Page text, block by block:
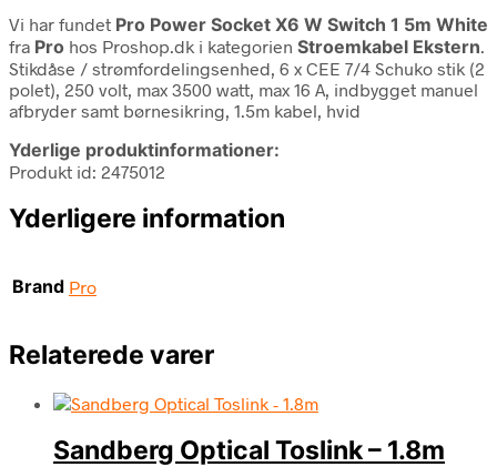
Vi har fundet Pro Power Socket X6 W Switch 1 5m White
fra Pro hos Proshop.dk i kategorien Stroemkabel Ekstern.
Stikdåse / strømfordelingsenhed, 6 x CEE 7/4 Schuko stik (2
polet), 250 volt, max 3500 watt, max 16 A, indbygget manuel
afbryder samt børnesikring, 1.5m kabel, hvid
Yderlige produktinformationer:
Produkt id: 2475012
Yderligere information
Brand Pro
Relaterede varer
Sandberg Optical Toslink – 1.8m